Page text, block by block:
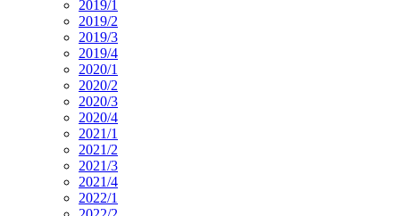
2019/1
2019/2
2019/3
2019/4
2020/1
2020/2
2020/3
2020/4
2021/1
2021/2
2021/3
2021/4
2022/1